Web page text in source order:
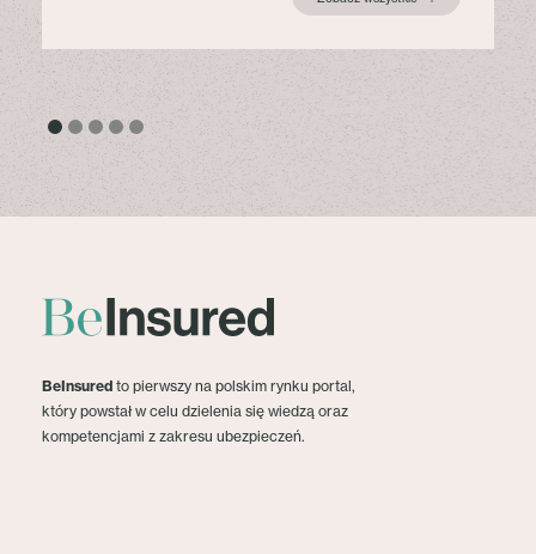
BeInsured to pierwszy na polskim rynku portal,
który powstał w celu dzielenia się wiedzą oraz
kompetencjami z zakresu ubezpieczeń.